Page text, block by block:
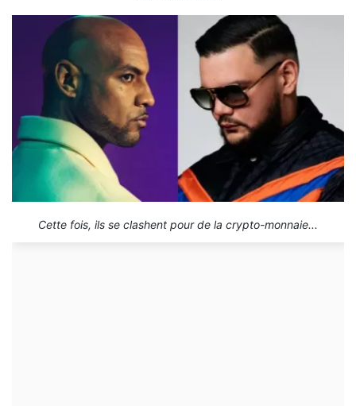
Cette fois, ils se clashent pour de la crypto-monnaie...